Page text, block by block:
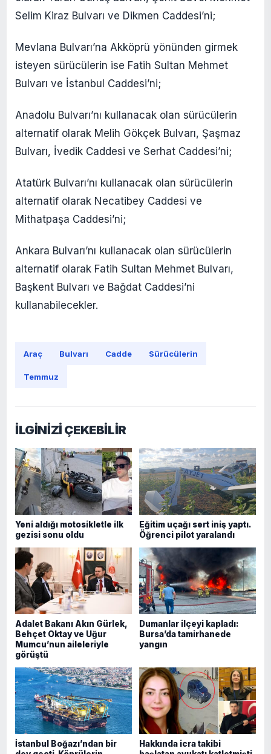
Selim Kiraz Bulvarı ve Dikmen Caddesi’ni;
Mevlana Bulvarı’na Akköprü yönünden girmek
isteyen sürücülerin ise Fatih Sultan Mehmet
Bulvarı ve İstanbul Caddesi’ni;
Anadolu Bulvarı’nı kullanacak olan sürücülerin
alternatif olarak Melih Gökçek Bulvarı, Şaşmaz
Bulvarı, İvedik Caddesi ve Serhat Caddesi’ni;
Atatürk Bulvarı’nı kullanacak olan sürücülerin
alternatif olarak Necatibey Caddesi ve
Mithatpaşa Caddesi’ni;
Ankara Bulvarı’nı kullanacak olan sürücülerin
alternatif olarak Fatih Sultan Mehmet Bulvarı,
Başkent Bulvarı ve Bağdat Caddesi’ni
kullanabilecekler.
Araç Bulvarı Cadde Sürücülerin
Temmuz
İLGİNİZİ ÇEKEBİLİR
Yeni aldığı motosikletle ilk
gezisi sonu oldu
Eğitim uçağı sert iniş yaptı.
Öğrenci pilot yaralandı
Adalet Bakanı Akın Gürlek,
Behçet Oktay ve Uğur
Mumcu’nun aileleriyle
görüştü
Dumanlar ilçeyi kapladı:
Bursa’da tamirhanede
yangın
İstanbul Boğazı’ndan bir
Hakkında icra takibi